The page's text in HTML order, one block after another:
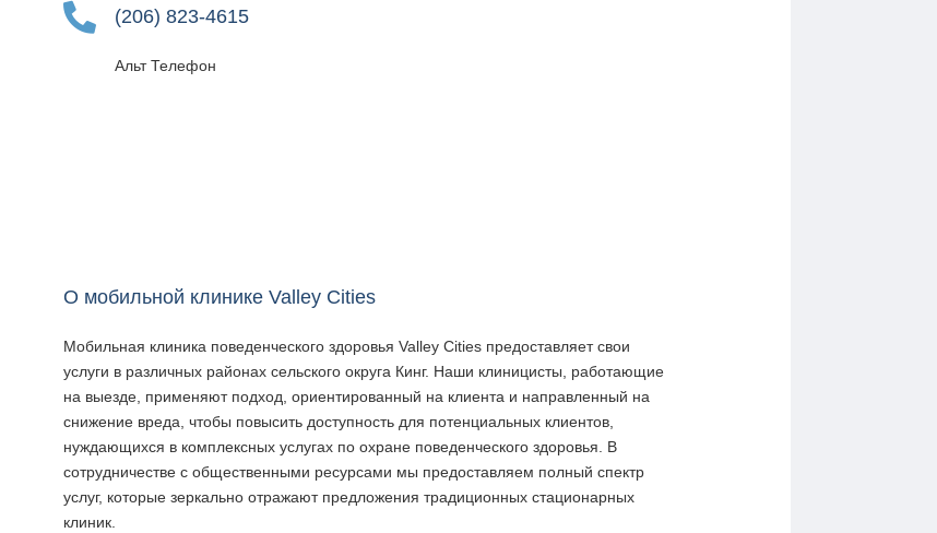
 (206) 823-4615
Альт Телефон
О мобильной клинике Valley Cities
Мобильная клиника поведенческого здоровья Valley Cities предоставляет свои
услуги в различных районах сельского округа Кинг. Наши клиницисты, работающие
на выезде, применяют подход, ориентированный на клиента и направленный на
снижение вреда, чтобы повысить доступность для потенциальных клиентов,
нуждающихся в комплексных услугах по охране поведенческого здоровья. В
сотрудничестве с общественными ресурсами мы предоставляем полный спектр
услуг, которые зеркально отражают предложения традиционных стационарных
клиник.